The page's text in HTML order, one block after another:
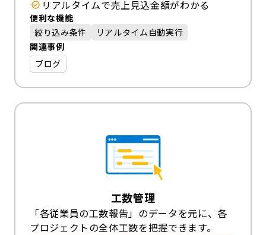
リアルタイムで売上見込金額がわかる
便利な機能
絞り込み条件
リアルタイム自動実行
関連事例
ブログ
工数管理
「各従業員の工数報告」のデータを元に、各
プロジェクトの全体工数を把握できます。